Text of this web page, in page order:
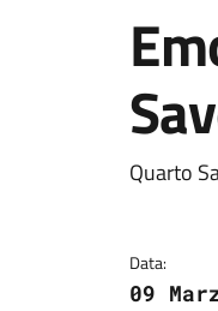
Quarto
Data:
09